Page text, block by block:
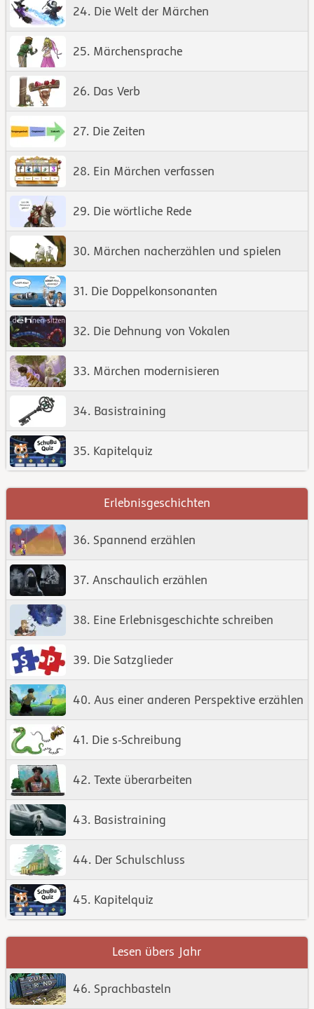
24. Die Welt der Märchen
25. Märchensprache
26. Das Verb
27. Die Zeiten
28. Ein Märchen verfassen
29. Die wörtliche Rede
30. Märchen nacherzählen und spielen
31. Die Doppelkonsonanten
32. Die Dehnung von Vokalen
33. Märchen modernisieren
34. Basistraining
35. Kapitelquiz
Erlebnisgeschichten
36. Spannend erzählen
37. Anschaulich erzählen
38. Eine Erlebnisgeschichte schreiben
39. Die Satzglieder
40. Aus einer anderen Perspektive erzählen
41. Die s-Schreibung
42. Texte überarbeiten
43. Basistraining
44. Der Schulschluss
45. Kapitelquiz
Lesen übers Jahr
46. Sprachbasteln